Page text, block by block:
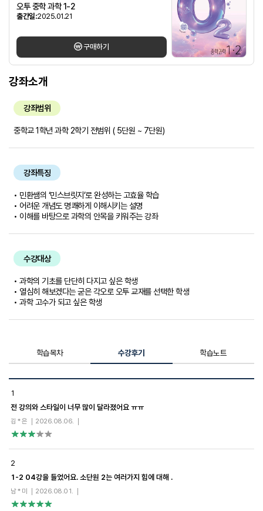
오투 중학 과학 1-2
출간일:2025.01.21
구매하기
강좌소개
강좌범위
중학교 1학년 과학 2학기 전범위 ( 5단원 ~ 7단원)
강좌특징
• 민환쌤의 ‘민스브릿지’로 완성하는 고효율 학습
• 어려운 개념도 명쾌하게 이해시키는 설명
• 이해를 바탕으로 과학의 안목을 키워주는 강좌
수강대상
• 과학의 기초를 단단히 다지고 싶은 학생
• 열심히 해보겠다는 굳은 각오로 오투 교재를 선택한 학생
• 과학 고수가 되고 싶은 학생
학습목차 수강후기 학습노트
강
후
기
목
록
번
호,
제
목,
글
쓴
이,
1
전 강의와 스타일이 너무 많이 달라졌어요 ㅠㅠ
김 * 은 2026.08.06.
2
1-2 04강을 들었어요. 소단원 2는 여러가지 힘에 대해 .
남 * 미 2026.08.01.